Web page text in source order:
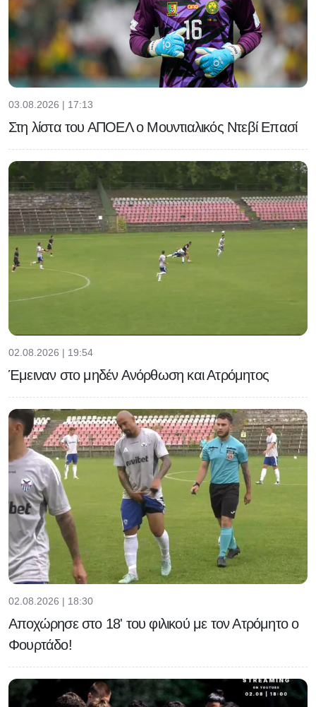
03.08.2026 | 17:13
Στη λίστα του ΑΠΟΕΛ ο Μουντιαλικός Ντεβί Επασί
02.08.2026 | 19:54
Έμειναν στο μηδέν Ανόρθωση και Ατρόμητος
02.08.2026 | 18:30
Αποχώρησε στο 18' του φιλικού με τον Ατρόμητο ο
Φουρτάδο!